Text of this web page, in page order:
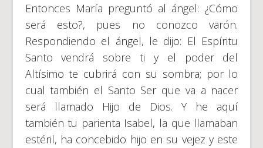
Entonces María preguntó al ángel: ¿Cómo
será esto?, pues no conozco varón.
Respondiendo el ángel, le dijo: El Espíritu
Santo vendrá sobre ti y el poder del
Altísimo te cubrirá con su sombra; por lo
cual también el Santo Ser que va a nacer
será llamado Hijo de Dios. Y he aquí
también tu parienta Isabel, la que llamaban
estéril, ha concebido hijo en su vejez y este